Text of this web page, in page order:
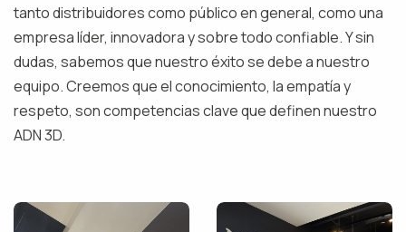
tanto distribuidores como público en general, como una
empresa líder, innovadora y sobre todo confiable. Y sin
dudas, sabemos que nuestro éxito se debe a nuestro
equipo. Creemos que el conocimiento, la empatía y
respeto, son competencias clave que definen nuestro
ADN 3D.